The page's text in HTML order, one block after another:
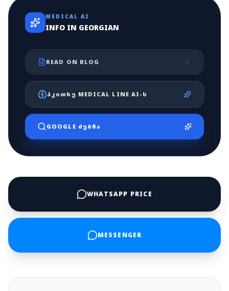
MEDICAL AI
INFO IN GEORGIAN
READ ON BLOG
ᲰᲙᲘᲗᲮᲔ MEDICAL LINE AI-Ს
GOOGLE ᲫᲔᲑᲜᲐ
WHATSAPP PRICE
MESSENGER